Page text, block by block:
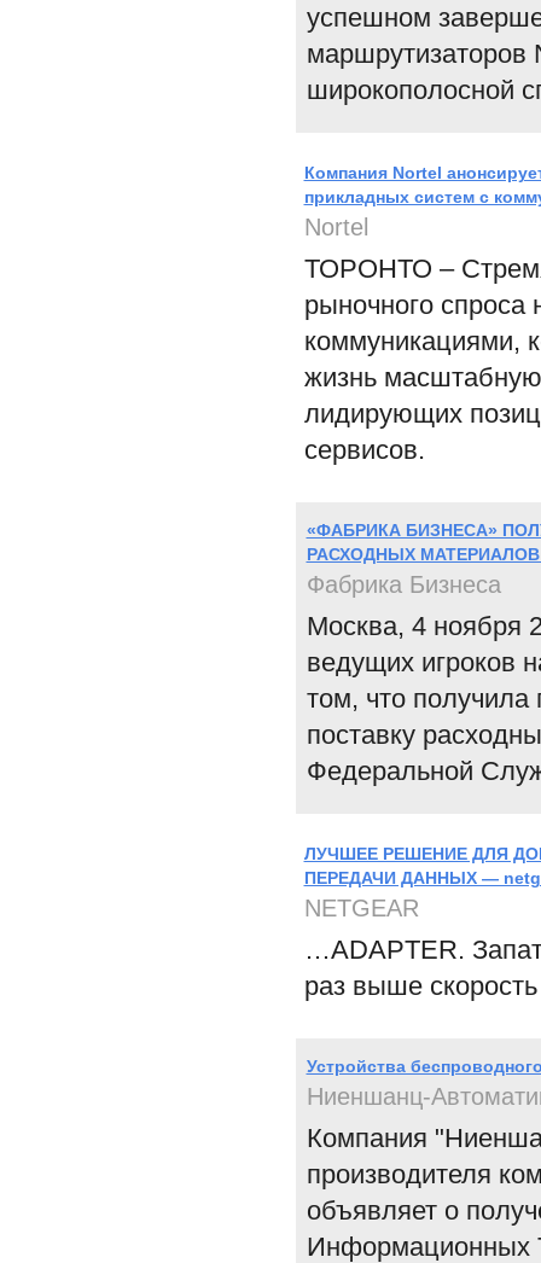
успешном
маршрутизаторов
широкополосной
Компания Nortel
прикладных систем с
Nortel
ТОРОНТО –
рыночного спроса
коммуникациями,
жизнь масштабную
лидирующих
сервисов.
«ФАБРИКА БИЗНЕСА»
РАСХОДНЫХ
Фабрика Бизнеса
Москва, 4 ноября
ведущих игроков
том, что получила
поставку
Федеральной
ЛУЧШЕЕ РЕШЕНИЕ ДЛЯ
ПЕРЕДАЧИ ДАННЫХ —
NETGEAR
…ADAPTER.
раз выше
Устройства
Ниеншанц-
Компания
производителя
объявляет о
Информационных